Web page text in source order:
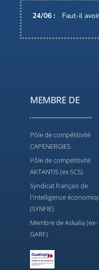
24/06 : Faut-il avoir peur
MEMBRE DE
Pôle de compétitivité
CAPENERGIES
Pôle de compétitivité
AKTANTIS (ex SCS)
Syndicat français de
l'intelligence
(SYNFIE)
Membre de Askalia (ex-
GARF)